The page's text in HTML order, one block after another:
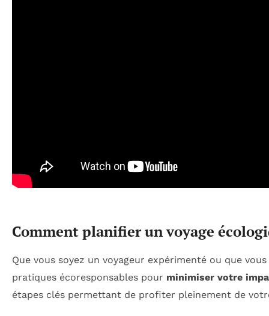
Comment planifier un voyage
Que vous soyez un voyageur expérimenté ou que
pratiques écoresponsables pour minimiser votre
étapes clés permettant de profiter pleinement de